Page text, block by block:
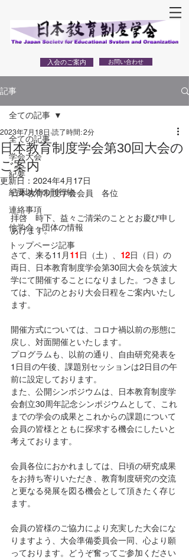
入会のご案内 お問い合わせ
記事
全ての記事
学会大会
紀要
紀要以外の刊行物
連絡事項
他学会・団体の情報
トップページ記事
全ての記事
日本教育制度学会第30回大会の
ご案内
2023年7月18日 読了時間: 2分
更新日： 2024年4月17日
日本教育制度学会会員　各位
拝啓　時下、益々ご清栄のこととお慶び申し
あげます。
さて、来る11月 11 日（土）、 12日（日）の
両日、日本教育制度学会第30回大会を筑波大
学にて開催することになりました。つきまし
ては、下記のとおり大会日程をご案内いたし
ます。
開催方式については、コロナ禍以前の形態に
戻し、対面開催といたします。
プログラムも、以前の通り、自由研究発表を
1日目の午後、課題別セッションは2日目の午
前に設定しております。
また、公開シンポジウムは、日本教育制度学
会創立30周年記念シンポジウムとして、これ
までの学会の成果とこれからの課題について
会員の皆様とともに探求する機会にしたいと
考えております。
会員各位におかれましては、日頃の研究成果
をお持ち寄りいただき、教育制度研究の交流
と更なる発展を図る機会として頂きたく存じ
ます。
会員の皆様のご協力により充実した大会にな
りますよう、大会準備委員会一同、心より願
っております。どうぞ奮ってご参加ください